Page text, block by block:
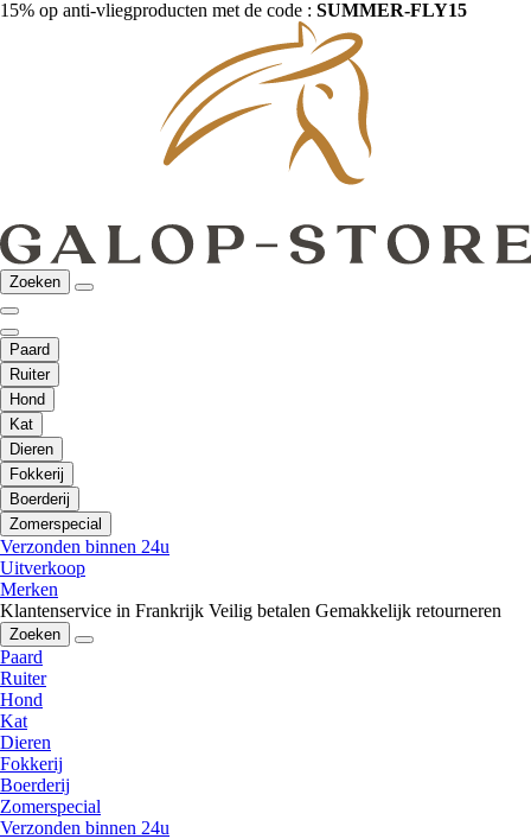
15% op anti-vliegproducten met de code : SUMMER-FLY15
Zoeken
Paard
Ruiter
Hond
Kat
Dieren
Fokkerij
Boerderij
Zomerspecial
Verzonden binnen 24u
Uitverkoop
Merken
Klantenservice in Frankrijk Veilig betalen Gemakkelijk retourneren
Zoeken
Paard
Ruiter
Hond
Kat
Dieren
Fokkerij
Boerderij
Zomerspecial
Verzonden binnen 24u